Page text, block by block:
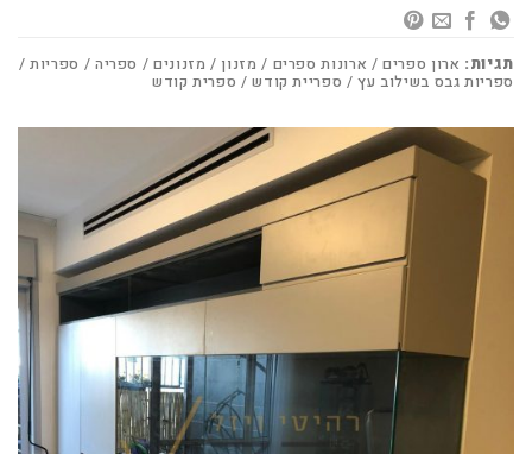
תגיות: ארון ספרים / ארונות ספרים / מזנון / מזנונים / ספריה / ספריות /
ספריות גבס בשילוב עץ / ספריית קודש / ספרית קודש